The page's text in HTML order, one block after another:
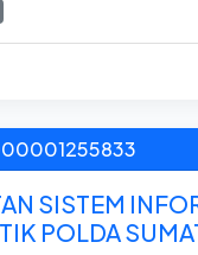
SISTEM
POLDA